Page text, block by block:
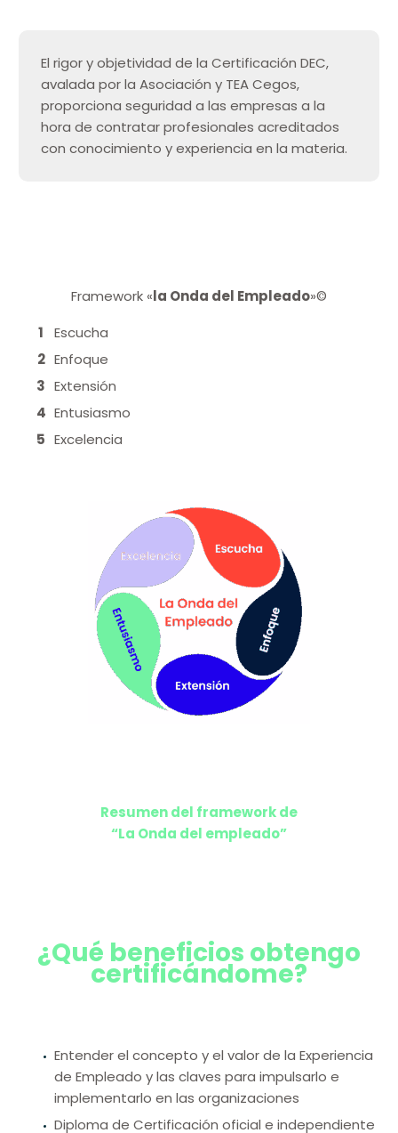
El rigor y objetividad de la Certificación DEC,
avalada por la Asociación y TEA Cegos,
proporciona seguridad a las empresas a la
hora de contratar profesionales acreditados
con conocimiento y experiencia en la materia.
Framework «la Onda del Empleado»©
Escucha
Enfoque
Extensión
Entusiasmo
Excelencia
Resumen del framework de
“La Onda del empleado”
¿Qué beneficios obtengo
certificándome?
Entender el concepto y el valor de la Experiencia
de Empleado y las claves para impulsarlo e
implementarlo en las organizaciones
Diploma de Certificación oficial e independiente